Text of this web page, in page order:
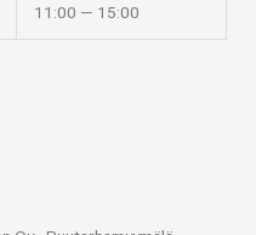
11:00 — 15:00